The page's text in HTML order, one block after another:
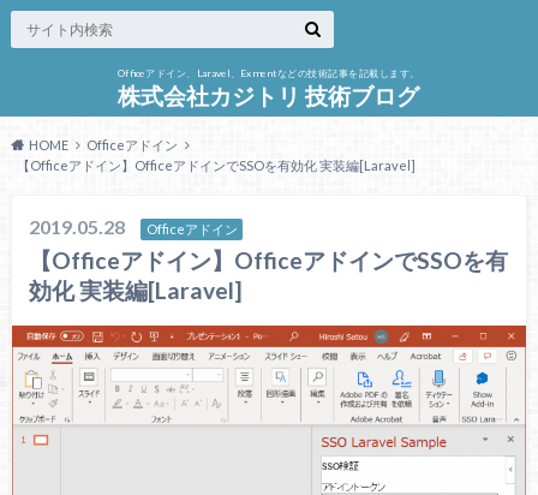
Officeアドイン、Laravel、Exmentなどの技術記事を記載します。
株式会社カジトリ 技術ブログ
HOME
Officeアドイン
【Officeアドイン】OfficeアドインでSSOを有効化 実装編[Laravel]
2019.05.28 Officeアドイン
【Officeアドイン】OfficeアドインでSSOを有
効化 実装編[Laravel]